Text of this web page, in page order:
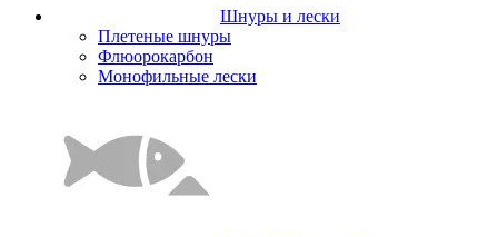
Шнуры и лески
Плетеные шнуры
Флюорокарбон
Монофильные лески